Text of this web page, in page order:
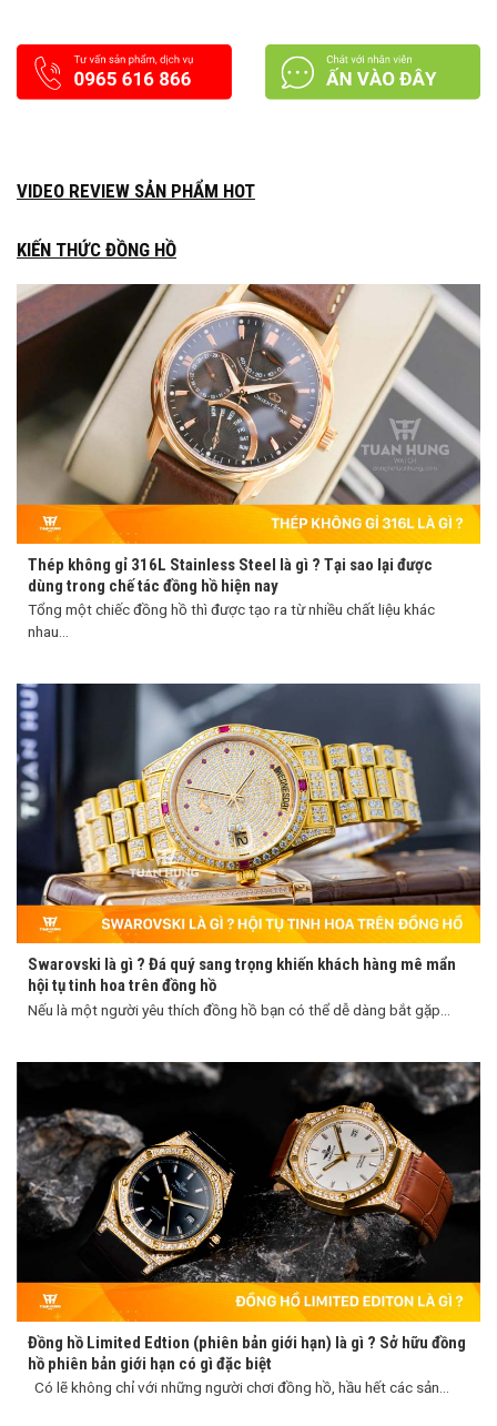
VIDEO REVIEW SẢN PHẨM HOT
KIẾN THỨC ĐỒNG HỒ
Thép không gỉ 316L Stainless Steel là gì ? Tại sao lại được
dùng trong chế tác đồng hồ hiện nay
Tổng một chiếc đồng hồ thì được tạo ra từ nhiều chất liệu khác
nhau...
Swarovski là gì ? Đá quý sang trọng khiến khách hàng mê mẩn
hội tụ tinh hoa trên đồng hồ
Nếu là một người yêu thích đồng hồ bạn có thể dễ dàng bắt gặp...
Đồng hồ Limited Edtion (phiên bản giới hạn) là gì ? Sở hữu đồng
hồ phiên bản giới hạn có gì đặc biệt
Có lẽ không chỉ với những người chơi đồng hồ, hầu hết các sản...